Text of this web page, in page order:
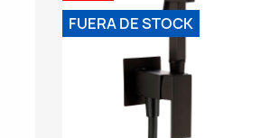
FUERA DE STOCK